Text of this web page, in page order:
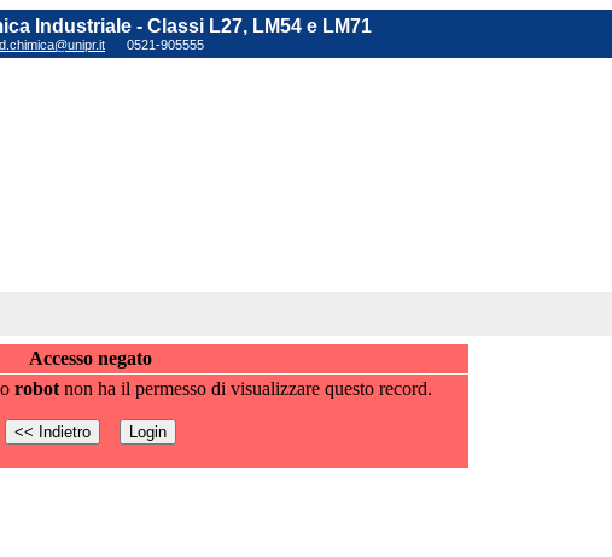
Industriale - Classi L27, LM54 e LM71
0521-905555
Accesso negato
robotnon ha il permesso di visualizzare questo record.